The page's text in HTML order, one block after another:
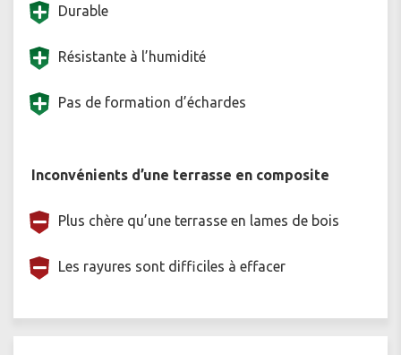
Durable
Résistante à l’humidité
Pas de formation d’échardes
Inconvénients d’une terrasse en composite
Plus chère qu’une terrasse en lames de bois
Les rayures sont difficiles à effacer